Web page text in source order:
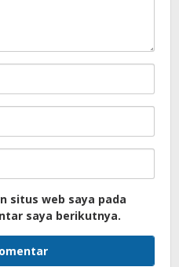
situs web saya pada
saya berikutnya.